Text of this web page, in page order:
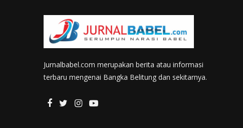
Jurnalbabel.com merupakan berita atau informasi
terbaru mengenai Bangka Belitung dan sekitarnya.